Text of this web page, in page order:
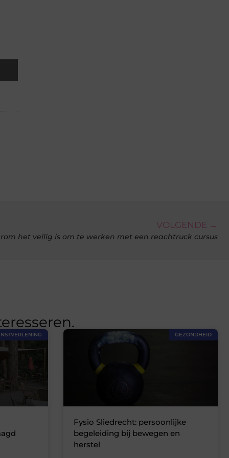
VOLGENDE →
het veilig is om te werken met een reachtruck cursus
GEZONDHEID
Fysio Sliedrecht: persoonlijke
begeleiding bij bewegen en
herstel